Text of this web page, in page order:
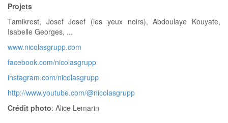
Projets
Tamikrest, Josef Josef (les yeux noirs), Abdoulaye Kouyate,
Isabelle Georges, ...
www.nicolasgrupp.com
facebook.com/nicolasgrupp
instagram.com/nicolasgrupp
http://www.youtube.com/@nicolasgrupp
Crédit photo: Alice Lemarin